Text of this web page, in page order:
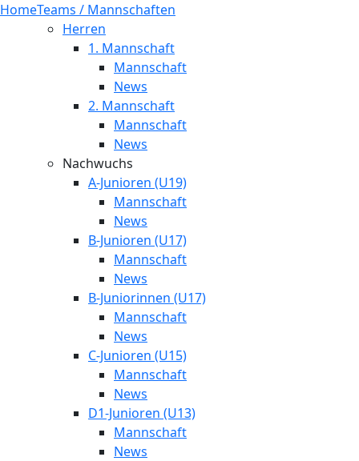
HomeTeams / Mannschaften
Herren
1. Mannschaft
Mannschaft
News
2. Mannschaft
Mannschaft
News
Nachwuchs
A-Junioren (U19)
Mannschaft
News
B-Junioren (U17)
Mannschaft
News
B-Juniorinnen (U17)
Mannschaft
News
C-Junioren (U15)
Mannschaft
News
D1-Junioren (U13)
Mannschaft
News